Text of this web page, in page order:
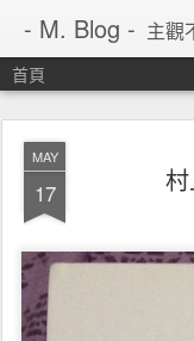
- M. Blog - 主觀
首頁
MAY
17